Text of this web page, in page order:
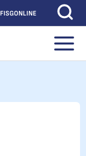
FISGONLINE